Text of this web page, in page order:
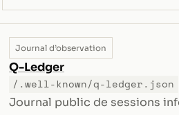
Journal d’observation
Q-Ledger
/.well-known/q-ledger.json
Journal public de sessions